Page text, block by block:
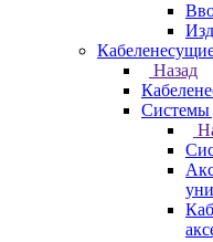
Назад
Системы